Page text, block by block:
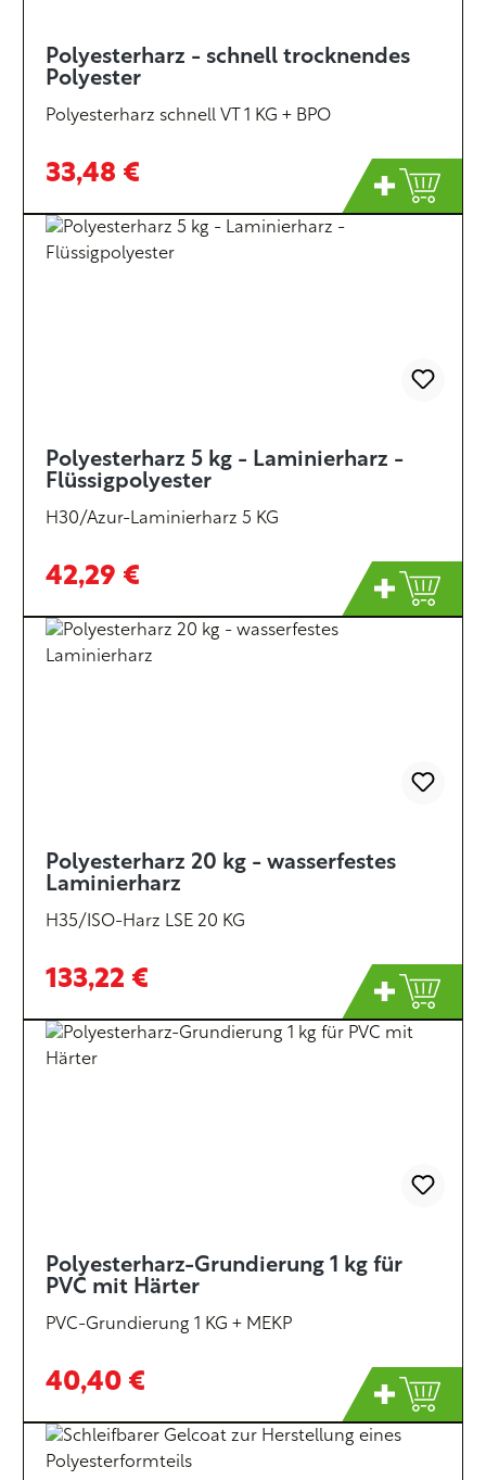
Polyesterharz - schnell trocknendes
Polyester
Polyesterharz schnell VT 1 KG + BPO
33,48 €
Polyesterharz 5 kg - Laminierharz -
Flüssigpolyester
H30/Azur-Laminierharz 5 KG
42,29 €
Polyesterharz 20 kg - wasserfestes
Laminierharz
H35/ISO-Harz LSE 20 KG
133,22 €
Polyesterharz-Grundierung 1 kg für
PVC mit Härter
PVC-Grundierung 1 KG + MEKP
40,40 €